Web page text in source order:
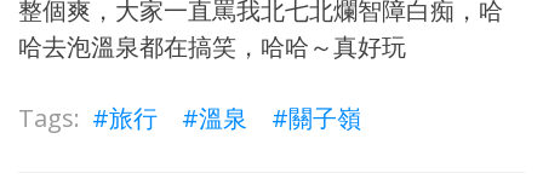
整個爽，大家一直罵我北七北爛智障白痴，哈
哈去泡溫泉都在搞笑，哈哈～真好玩
旅行 溫泉 關子嶺